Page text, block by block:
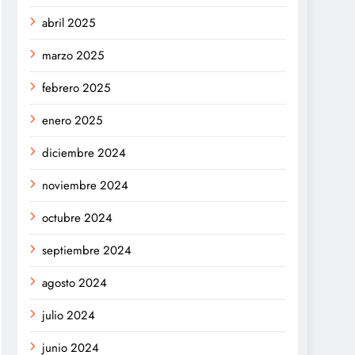
abril 2025
marzo 2025
febrero 2025
enero 2025
diciembre 2024
noviembre 2024
octubre 2024
septiembre 2024
agosto 2024
julio 2024
junio 2024